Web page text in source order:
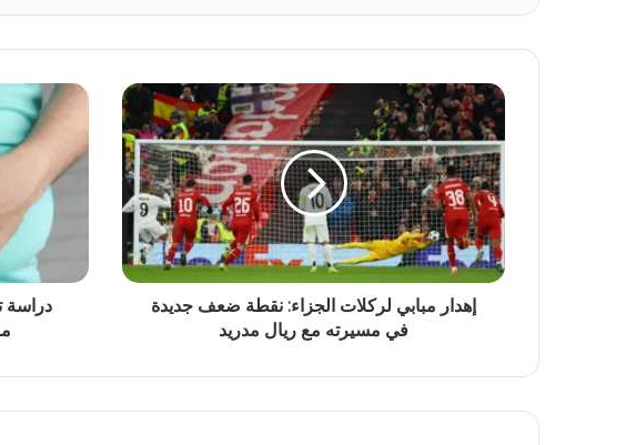
إهدار مبابي لركلات الجزاء: نقطة ضعف جديدة
في مسيرته مع ريال مدريد
دراسة